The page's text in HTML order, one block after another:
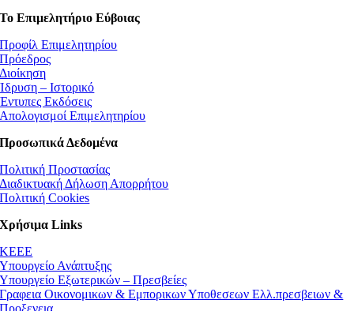
Το Επιμελητήριο Εύβοιας
Προφίλ Επιμελητηρίου
Πρόεδρος
Διοίκηση
Ίδρυση – Ιστορικό
Έντυπες Εκδόσεις
Απολογισμοί Επιμελητηρίου
Προσωπικά Δεδομένα
Πολιτική Προστασίας
Διαδικτυακή Δήλωση Απορρήτου
Πολιτική Cookies
Χρήσιμα Links
ΚEEE
Υπουργείο Ανάπτυξης
Υπουργείο Εξωτερικών – Πρεσβείες
Γραφεια Οικονομικων & Εμπορικων Υποθεσεων Ελλ.πρεσβειων &